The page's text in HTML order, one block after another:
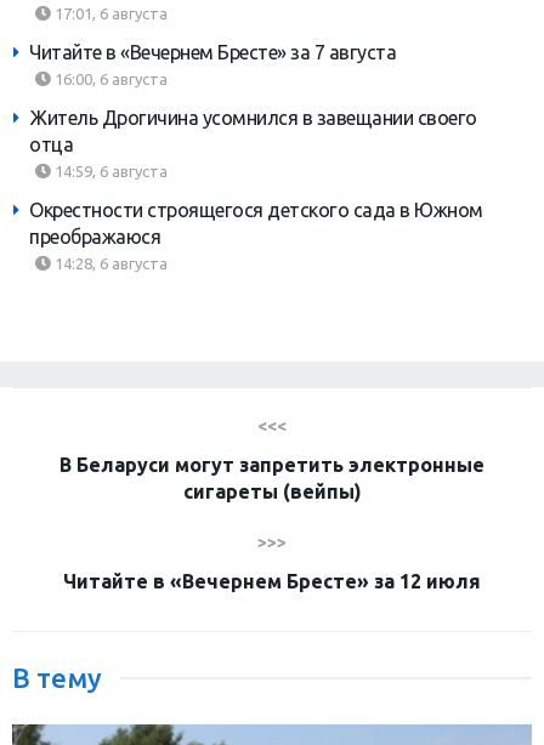
17:01, 6 августа
Читайте в «Вечернем Бресте» за 7 августа
16:00, 6 августа
Житель Дрогичина усомнился в завещании своего
отца
14:59, 6 августа
Окрестности строящегося детского сада в Южном
преображаюся
14:28, 6 августа
<<<
В Беларуси могут запретить электронные
сигареты (вейпы)
>>>
Читайте в «Вечернем Бресте» за 12 июля
В тему